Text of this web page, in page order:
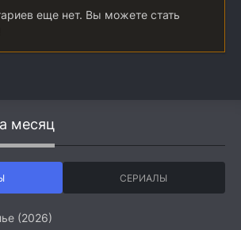
еще нет. Вы можете стать
месяц
СЕРИАЛЫ
(2026)